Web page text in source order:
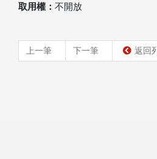
取用權： 不開放
上一筆 下一筆 返回